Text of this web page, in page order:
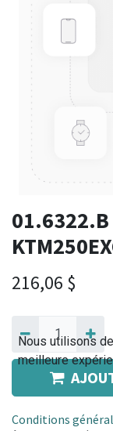
216,06 $
Conditions
Nous utilisons
meilleure